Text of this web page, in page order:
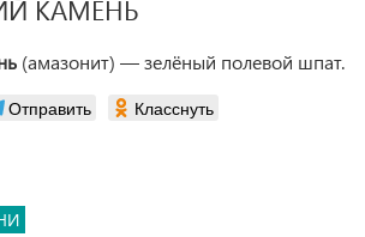
КАМЕНЬ
(амазонит) — зелёный полевой шпат.
Отправить
Класснуть